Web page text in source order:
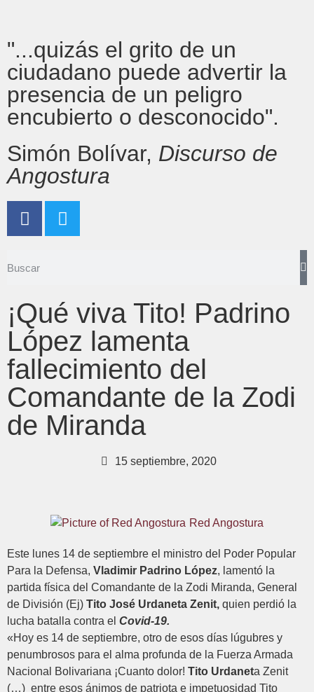
"...quizás el grito de un
ciudadano puede advertir la
presencia de un peligro
encubierto o desconocido".
Simón Bolívar, Discurso de
Angostura
¡Qué viva Tito! Padrino
López lamenta
fallecimiento del
Comandante de la Zodi
de Miranda
15 septiembre, 2020
Red Angostura
Este lunes 14 de septiembre el ministro del Poder Popular
Para la Defensa, Vladimir Padrino López, lamentó la
partida física del Comandante de la Zodi Miranda, General
de División (Ej) Tito José Urdaneta Zenit, quien perdió la
lucha batalla contra el Covid-19.
«Hoy es 14 de septiembre, otro de esos días lúgubres y
penumbrosos para el alma profunda de la Fuerza Armada
Nacional Bolivariana ¡Cuanto dolor! Tito Urdaneta Zenit
(…) entre esos ánimos de patriota e impetuosidad Tito